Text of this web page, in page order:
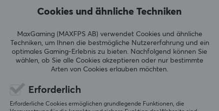
179.90 €
(9)
179.90 €
Cookies und ähnliche Techniken
MaxGaming (MAXFPS AB) verwendet Cookies und ähnliche
Techniken, um Ihnen die bestmögliche Nutzererfahrung und ein
optimales Gaming-Erlebnis zu bieten.
Nachfolgend können Sie
wählen, ob Sie alle Cookies akzeptieren oder nur bestimmte
Arten von Cookies erlauben möchten.
Erforderlich
Erforderliche Cookies ermöglichen grundlegende Funktionen, die